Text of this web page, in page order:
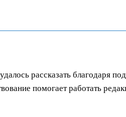
рассказать благодаря
помогает работать